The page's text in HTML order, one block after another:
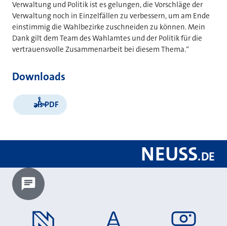
Verwaltung und Politik ist es gelungen, die Vorschläge der
Verwaltung noch in Einzelfällen zu verbessern, um am Ende
einstimmig die Wahlbezirke zuschneiden zu können. Mein
Dank gilt dem Team des Wahlamtes und der Politik für die
vertrauensvolle Zusammenarbeit bei diesem Thema.“
Downloads
als PDF
NEUSS.DE
Chatbot laden?